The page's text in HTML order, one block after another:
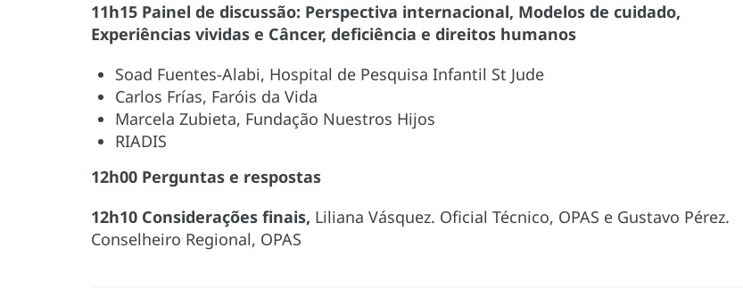
11h15 Painel de discussão: Perspectiva internacional, Modelos de cuidado,
Experiências vividas e Câncer, deficiência e direitos humanos
Soad Fuentes-Alabi, Hospital de Pesquisa Infantil St Jude
Carlos Frías, Faróis da Vida
Marcela Zubieta, Fundação Nuestros Hijos
RIADIS
12h00 Perguntas e respostas
12h10 Considerações finais, Liliana Vásquez. Oficial Técnico, OPAS e Gustavo Pérez.
Conselheiro Regional, OPAS